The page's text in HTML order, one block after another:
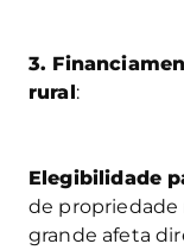
3.
rural:
Elegibilidade
de propriedade
grande afeta